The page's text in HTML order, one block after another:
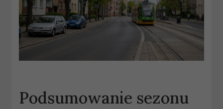
Podsumowanie sezonu